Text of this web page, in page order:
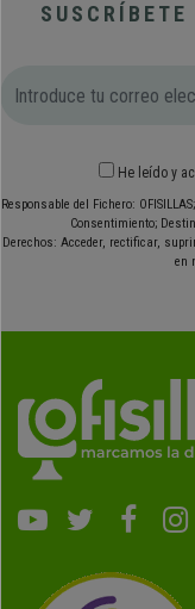
He leído y
Responsable del Fichero:
Consentimiento;
Derechos: Acceder, rectificar,
en